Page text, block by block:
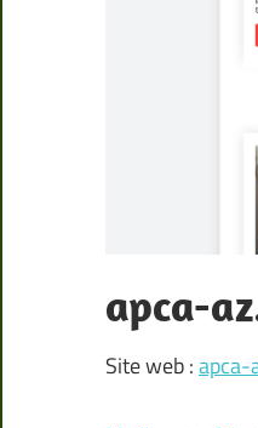
apca-
Site web :apca-